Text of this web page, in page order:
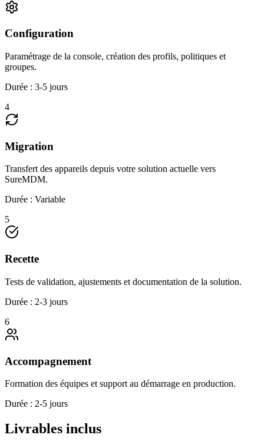
Configuration
Paramétrage de la console, création des profils, politiques et
groupes.
Durée : 3-5 jours
4
Migration
Transfert des appareils depuis votre solution actuelle vers
SureMDM.
Durée : Variable
5
Recette
Tests de validation, ajustements et documentation de la solution.
Durée : 2-3 jours
6
Accompagnement
Formation des équipes et support au démarrage en production.
Durée : 2-5 jours
Livrables inclus